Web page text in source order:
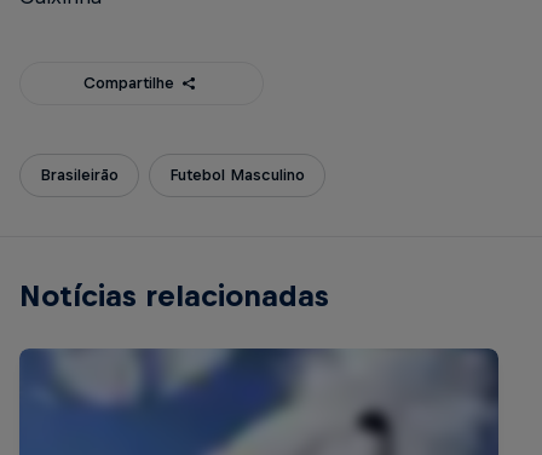
Compartilhe
Brasileirão Futebol Masculino
Notícias relacionadas